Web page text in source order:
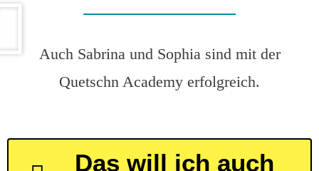
Auch Sabrina und Sophia sind mit der
Quetschn Academy erfolgreich.
Das will ich auch